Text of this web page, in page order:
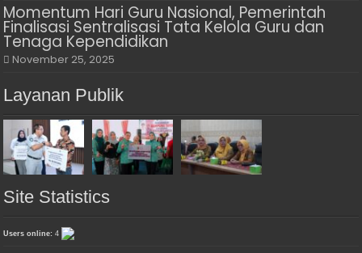
Momentum Hari Guru Nasional, Pemerintah
Finalisasi Sentralisasi Tata Kelola Guru dan
Tenaga Kependidikan
November 25, 2025
Layanan Publik
Site Statistics
Users online:4